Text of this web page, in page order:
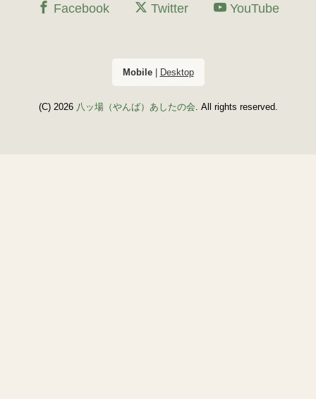
Facebook Twitter YouTube
Mobile| Desktop
(C) 2026 八ッ場（やんば）あしたの会. All rights reserved.